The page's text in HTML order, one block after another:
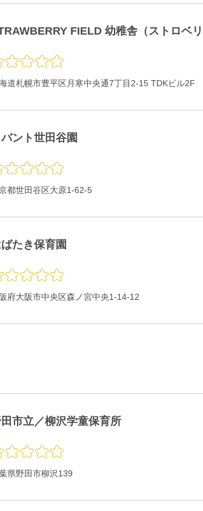
FIELD 幼稚舎（ストロベリ
道札幌市豊平区月寒中央通7丁目2-15 TDKビル2F
バント世田谷園
都世田谷区大原1-62-5
たき保育園
府大阪市中央区森ノ宮中央1-14-12
市立／柳沢学童保育所
県野田市柳沢139